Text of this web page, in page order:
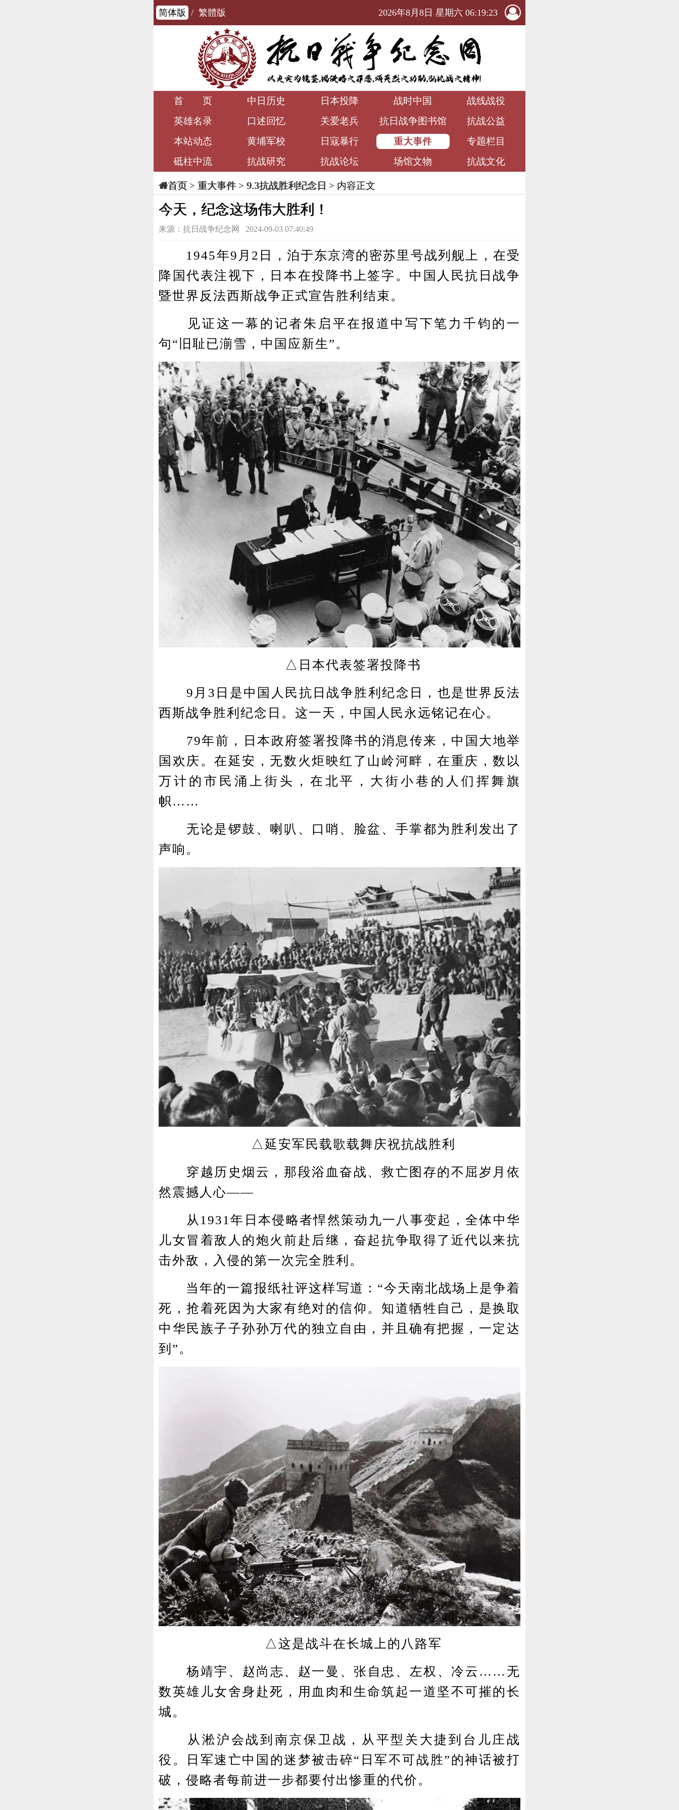
简体版 / 繁體版 2026年8月8日 星期六 06:19:24
首 页 中日历史 日本投降 战时中国
战线战役
英雄名录
口述回忆 关爱老兵 抗日战争图书馆
抗战公益
本站动态
黄埔军校 日寇暴行 重大事件
专题栏目
砥柱中流
抗战研究 抗战论坛 场馆文物 抗战文化
首页> 重大事件> 9.3抗战胜利纪念日 > 内容正文
今天，纪念这场伟大胜利！
来源：抗日战争纪念网 2024-09-03 07:40:49
1945年9月2日，泊于东京湾的密苏里号战列舰上，在受
降国代表注视下，日本在投降书上签字。中国人民抗日战争
暨世界反法西斯战争正式宣告胜利结束。
见证这一幕的记者朱启平在报道中写下笔力千钧的一
句“旧耻已湔雪，中国应新生”。
△日本代表签署投降书
9月3日是中国人民抗日战争胜利纪念日，也是世界反法
西斯战争胜利纪念日。这一天，中国人民永远铭记在心。
79年前，日本政府签署投降书的消息传来，中国大地举
国欢庆。在延安，无数火炬映红了山岭河畔，在重庆，数以
万计的市民涌上街头，在北平，大街小巷的人们挥舞旗
帜……
无论是锣鼓、喇叭、口哨、脸盆、手掌都为胜利发出了
声响。
△延安军民载歌载舞庆祝抗战胜利
穿越历史烟云，那段浴血奋战、救亡图存的不屈岁月依
然震撼人心——
从1931年日本侵略者悍然策动九一八事变起，全体中华
儿女冒着敌人的炮火前赴后继，奋起抗争取得了近代以来抗
击外敌，入侵的第一次完全胜利。
当年的一篇报纸社评这样写道：“今天南北战场上是争着
死，抢着死因为大家有绝对的信仰。知道牺牲自己，是换取
中华民族子子孙孙万代的独立自由，并且确有把握，一定达
到”。
△这是战斗在长城上的八路军
杨靖宇、赵尚志、赵一曼、张自忠、左权、冷云……无
数英雄儿女舍身赴死，用血肉和生命筑起一道坚不可摧的长
城。
从淞沪会战到南京保卫战，从平型关大捷到台儿庄战
役。日军速亡中国的迷梦被击碎“日军不可战胜”的神话被打
破，侵略者每前进一步都要付出惨重的代价。